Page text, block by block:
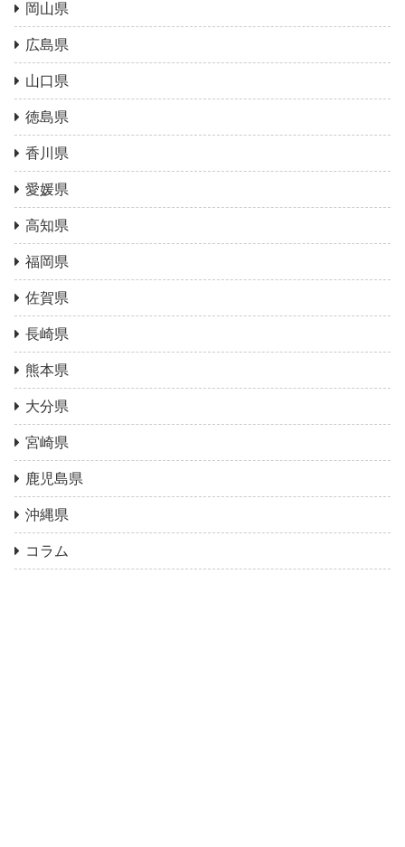
岡山県
広島県
山口県
徳島県
香川県
愛媛県
高知県
福岡県
佐賀県
長崎県
熊本県
大分県
宮崎県
鹿児島県
沖縄県
コラム